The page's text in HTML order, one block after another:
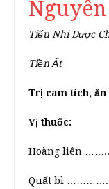
Tiểu Nhi Dược
Tiền Ất
Trị cam tích, ăn
Vị thuốc:
Hoàng liên ……..
Quất bì